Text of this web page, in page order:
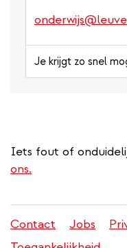
Je krijgt zo snel
Iets fout of
ons.
Juridisch
Contact Jobs